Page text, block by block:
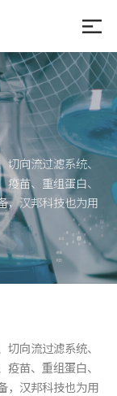
向流过滤系统、
苗、重组蛋白、
，汉邦科技也为用
向流过滤系统、
苗、重组蛋白、
，汉邦科技也为用